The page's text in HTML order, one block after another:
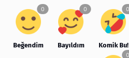
Beğendim Bayıldım Komik Bu!